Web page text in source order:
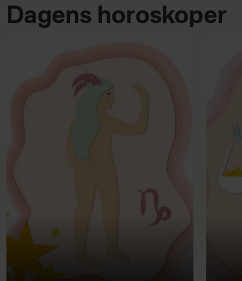
Dagens horoskoper